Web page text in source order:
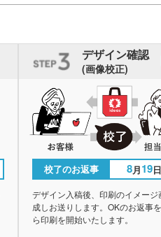
デザイン確認
(画像校正)
校了のお返事 8月19
デザイン入稿後、印刷のイメージ
成しお送りします。OKのお返事
ら印刷を開始いたします。